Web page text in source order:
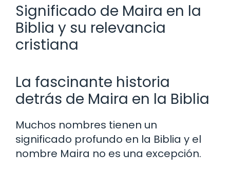
Significado de Maira en la
Biblia y su relevancia
cristiana
La fascinante historia
detrás de Maira en la Biblia
Muchos nombres tienen un
significado profundo en la Biblia y el
nombre Maira no es una excepción.